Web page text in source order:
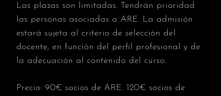
Las plazas son limitadas. Tendrán prioridad
las personas asociadas a ARE. La admisión
estará sujeta al criterio de selección del
docente, en función del perfil profesional y de
la adecuación al contenido del curso.
Precio: 90€ socios de ARE. 120€ socios de